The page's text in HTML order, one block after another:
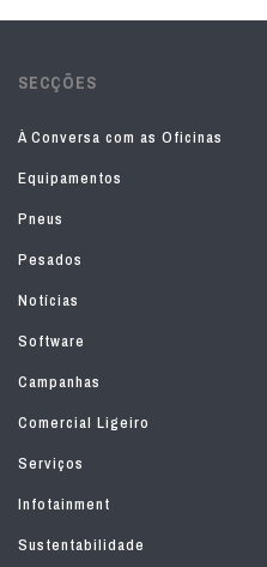
SECÇÕES
À Conversa com as Oficinas
Equipamentos
Pneus
Pesados
Notícias
Software
Campanhas
Comercial Ligeiro
Serviços
Infotainment
Sustentabilidade